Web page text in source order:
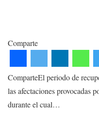
Comparte
ComparteEl periodo de
las afectaciones provocadas
durante el cual…